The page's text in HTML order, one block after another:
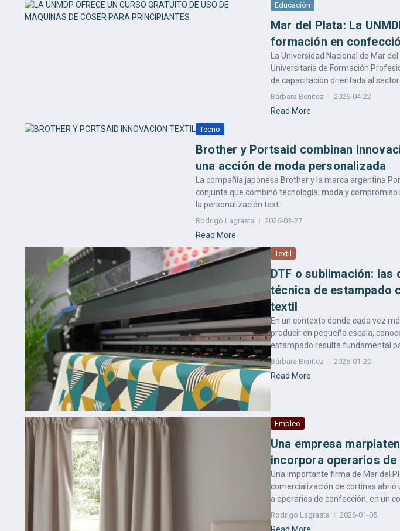
Educación
Mar del Plata: La
formación en
La Universidad Nacional de Mar
Universitaria de Formación
de capacitación orientada al
Bárbara Benitez 2026-04-22
Read More
Tecno
Brother y Portsaid combinan
una acción de moda personalizada
La compañía japonesa Brother y la marca argentina
conjunta que combinó tecnología, moda y
la personalización text...
Rodrigo Lagrasta 2026-03-27
Read More
Textil
DTF o sublimación: las
técnica de estampado
textil
En un contexto donde cada vez
producir en pequeña escala,
estampado resulta fundamental
Bárbara Benitez 2026-01-20
Read More
Empleo
Una empresa
incorpora operarios
Una importante firma de Mar del
comercialización de cortinas
a operarios de confección, en un
Rodrigo Lagrasta 2026-01-05
Read More